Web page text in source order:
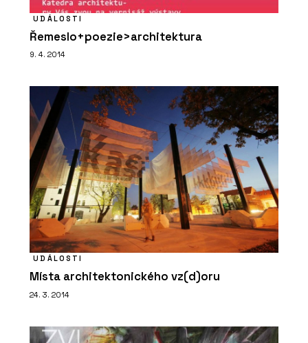
UDÁLOSTI
Řemeslo+poezie>architektura
9. 4. 2014
UDÁLOSTI
Místa architektonického vz(d)oru
24. 3. 2014